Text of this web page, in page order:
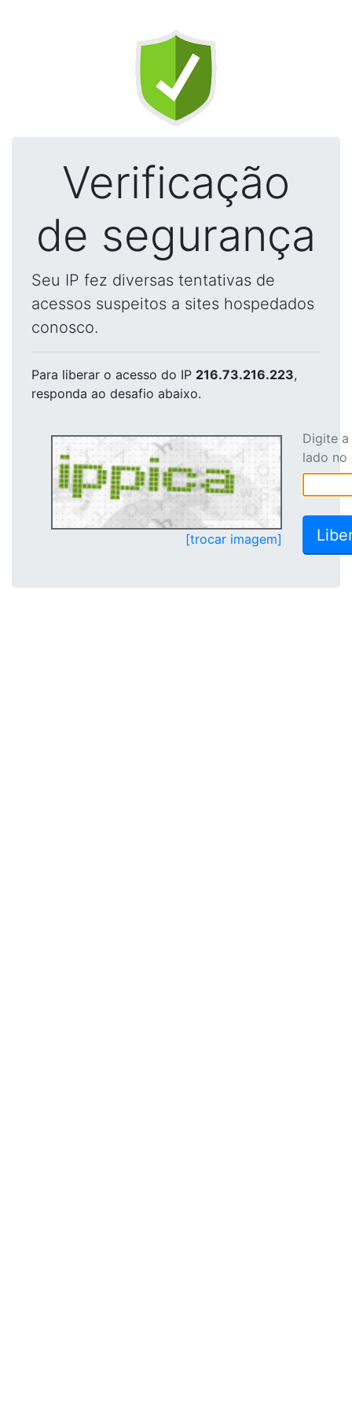
Verificação
de segurança
Seu IP fez diversas tentativas de
acessos suspeitos a sites hospedados
conosco.
Para liberar o acesso do IP 216.73.216.223,
responda ao desafio abaixo.
[trocar imagem]
Digite
lado no